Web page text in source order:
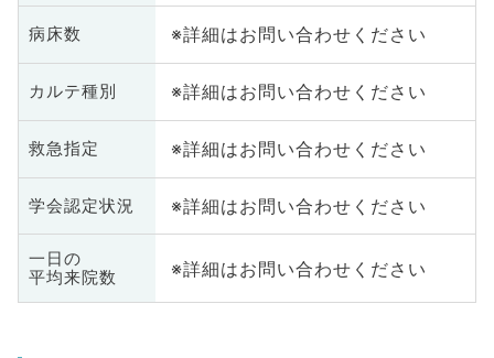
病床数 ※詳細はお問い合わせください
カルテ種別 ※詳細はお問い合わせください
救急指定 ※詳細はお問い合わせください
学会認定状況 ※詳細はお問い合わせください
一日の
平均来院数
※詳細はお問い合わせください